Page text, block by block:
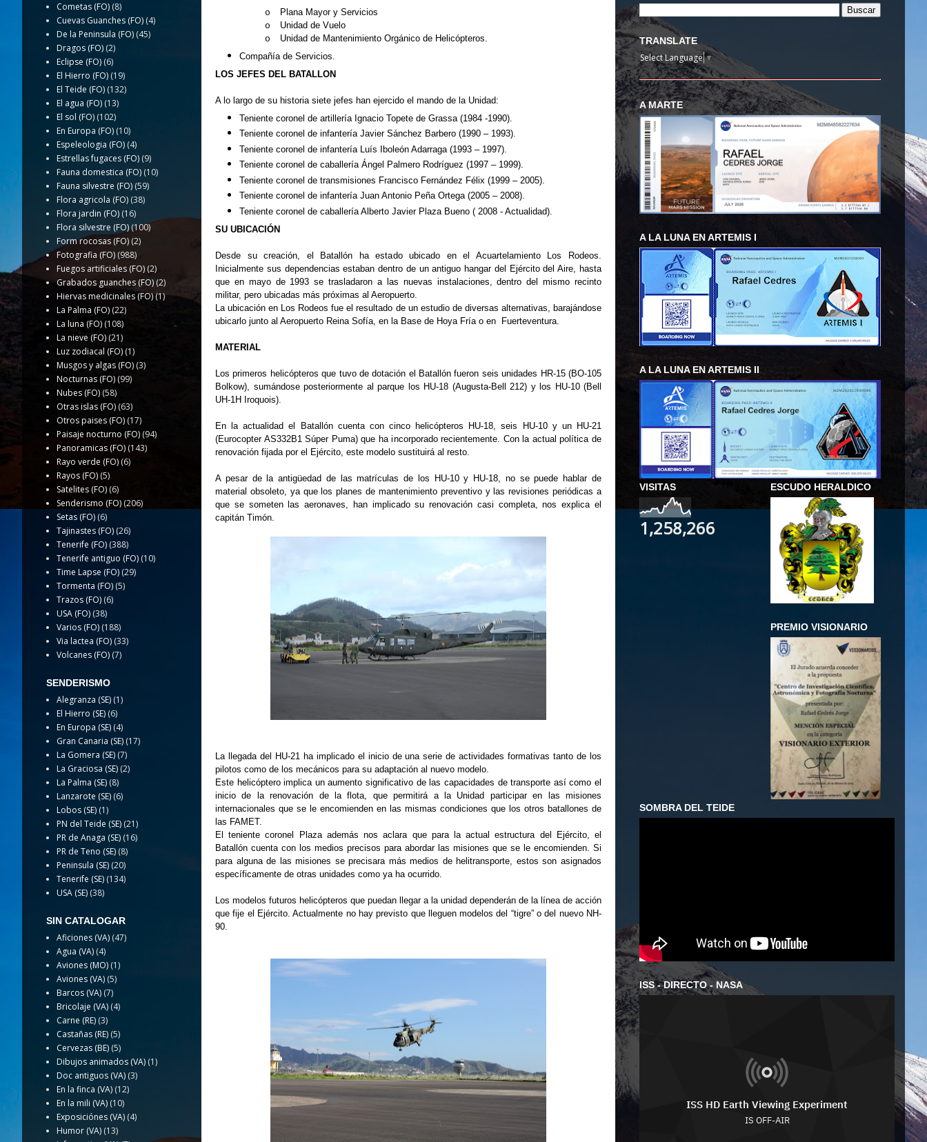
o
Plana Mayor y Servicios
o
Unidad de Vuelo
o
Unidad de Mantenimiento Orgánico de Helicópteros.
Compañía de Servicios.
LOS JEFES DEL BATALLON
A lo largo de su historia siete jefes han ejercido el mando de la Unidad:
Teniente coronel de artillería Ignacio Topete de Grassa (1984 -1990).
Teniente coronel de infantería Javier Sánchez Barbero (1990 – 1993).
Teniente coronel de infantería Luís Iboleón Adarraga (1993 – 1997).
Teniente coronel de caballería Ángel Palmero Rodríguez (1997 – 1999).
Teniente coronel de transmisiones Francisco Fernández Félix (1999 – 2005).
Teniente coronel de infantería Juan Antonio Peña Ortega (2005 – 2008).
Teniente coronel de caballería Alberto Javier Plaza Bueno ( 2008 - Actualidad).
SU UBICACIÓN
Desde su creación, el Batallón ha estado ubicado en el Acuartelamiento Los Rodeos.
Inicialmente sus dependencias estaban dentro de un antiguo hangar del Ejército del Aire, hasta
que en mayo de 1993 se trasladaron a las nuevas instalaciones, dentro del mismo recinto
militar, pero ubicadas más próximas al Aeropuerto.
La ubicación en Los Rodeos fue el resultado de un estudio de diversas alternativas, barajándose
ubicarlo junto al Aeropuerto Reina Sofía, en la Base de Hoya Fría o en Fuerteventura.
MATERIAL
Los primeros helicópteros que tuvo de dotación el Batallón fueron seis unidades HR-15 (BO-105
Bolkow), sumándose posteriormente al parque los HU-18 (Augusta-Bell 212) y los HU-10 (Bell
UH-1H Iroquois).
En la actualidad el Batallón cuenta con cinco helicópteros HU-18, seis HU-10 y un HU-21
(Eurocopter AS332B1 Súper Puma) que ha incorporado recientemente. Con la actual política de
renovación fijada por el Ejército, este modelo sustituirá al resto.
A pesar de la antigüedad de las matrículas de los HU-10 y HU-18, no se puede hablar de
material obsoleto, ya que los planes de mantenimiento preventivo y las revisiones periódicas a
que se someten las aeronaves, han implicado su renovación casi completa, nos explica el
capitán Timón.
La llegada del HU-21 ha implicado el inicio de una serie de actividades formativas tanto de los
pilotos como de los mecánicos para su adaptación al nuevo modelo.
Este helicóptero implica un aumento significativo de las capacidades de transporte así como el
inicio de la renovación de la flota, que permitirá a la Unidad participar en las misiones
internacionales que se le encomienden en las mismas condiciones que los otros batallones de
las FAMET.
El teniente coronel Plaza además nos aclara que para la actual estructura del Ejército, el
Batallón cuenta con los medios precisos para abordar las misiones que se le encomienden. Si
para alguna de las misiones se precisara más medios de helitransporte, estos son asignados
específicamente de otras unidades como ya ha ocurrido.
Los modelos futuros helicópteros que puedan llegar a la unidad dependerán de la línea de acción
que fije el Ejército. Actualmente no hay previsto que lleguen modelos del “tigre” o del nuevo NH-
90.
Cometas (FO) (8)
Cuevas Guanches (FO) (4)
De la Peninsula (FO) (45)
Dragos (FO) (2)
Eclipse (FO) (6)
El Hierro (FO) (19)
El Teide (FO) (132)
El agua (FO) (13)
El sol (FO) (102)
En Europa (FO) (10)
Espeleologia (FO) (4)
Estrellas fugaces (FO) (9)
Fauna domestica (FO) (10)
Fauna silvestre (FO) (59)
Flora agricola (FO) (38)
Flora jardin (FO) (16)
Flora silvestre (FO)(100)
Form rocosas (FO) (2)
Fotografia (FO) (988)
Fuegos artificiales (FO) (2)
Grabados guanches (FO) (2)
Hiervas medicinales (FO)(1)
La Palma (FO) (22)
La luna (FO) (108)
La nieve (FO) (21)
Luz zodiacal (FO) (1)
Musgos y algas (FO) (3)
Nocturnas (FO) (99)
Nubes (FO) (58)
Otras islas (FO) (63)
Otros paises (FO) (17)
Paisaje nocturno (FO) (94)
Panoramicas (FO) (143)
Rayo verde (FO) (6)
Rayos (FO) (5)
Satelites (FO) (6)
Senderismo (FO) (206)
Setas (FO) (6)
Tajinastes (FO) (26)
Tenerife (FO) (388)
Tenerife antiguo (FO) (10)
Time Lapse (FO) (29)
Tormenta (FO) (5)
Trazos (FO) (6)
USA (FO) (38)
Varios (FO) (188)
Via lactea (FO) (33)
Volcanes (FO) (7)
SENDERISMO
Alegranza (SE) (1)
El Hierro (SE) (6)
En Europa (SE) (4)
Gran Canaria (SE) (17)
La Gomera (SE) (7)
La Graciosa (SE) (2)
La Palma (SE) (8)
Lanzarote (SE) (6)
Lobos (SE) (1)
PN del Teide (SE) (21)
PR de Anaga (SE) (16)
PR de Teno (SE) (8)
Peninsula (SE) (20)
Tenerife (SE) (134)
USA (SE) (38)
SIN CATALOGAR
Aficiones (VA) (47)
Agua (VA) (4)
Aviones (MO) (1)
Aviones (VA) (5)
Barcos (VA) (7)
Bricolaje (VA) (4)
Carne (RE) (3)
Castañas (RE) (5)
Cervezas (BE) (5)
Dibujos animados (VA) (1)
Doc antiguos (VA) (3)
En la finca (VA) (12)
En la mili (VA) (10)
Exposiciónes (VA) (4)
Humor (VA) (13)
TRANSLATE
Select Language▼
A MARTE
A LA LUNA EN ARTEMIS I
A LA LUNA EN ARTEMIS II
VISITAS
1,258,266
ESCUDO HERALDICO
PREMIO VISIONARIO
SOMBRA DEL TEIDE
ISS - DIRECTO - NASA